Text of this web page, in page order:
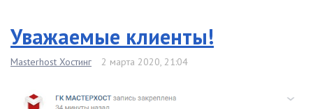
Уважаемые клиенты!
Masterhost Хостинг 2 марта 2020, 21:04